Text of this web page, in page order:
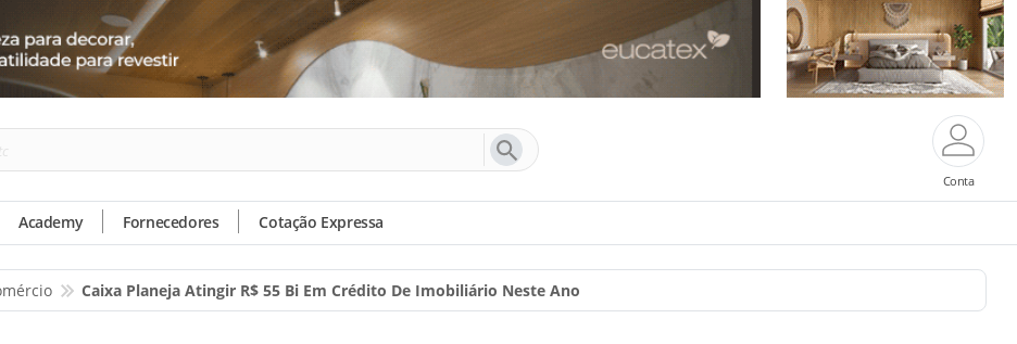
Conta
Academy Fornecedores Cotação Expressa
Caixa Planeja Atingir R$ 55 Bi Em Crédito De Imobiliário Neste Ano